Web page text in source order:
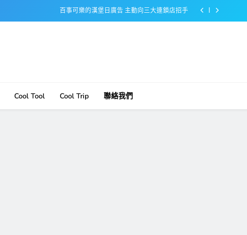
百事可樂的漢堡日廣告 主動向三大連鎖店招手
百事可樂的漢堡日廣告 主動向三大連鎖店招手
Cool Tool Cool Trip 聯絡我們